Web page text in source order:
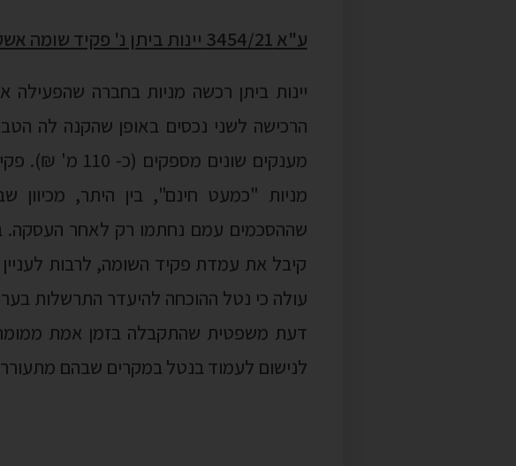
ע"א 3454/21 יינות ביתן נ' פקיד שומה אשקלון – חיוב בקנס גירעון
יינות ביתן רכשה מניות בחברה
מענקים
מניות "כמעט חינם", בין היתר,
שההסכמים עמם נחתמו רק לאחר העסקה.
קיבל את עמדת פקיד השומה, לרבות
עולה כי נטל ההוכחה להיעדר התרשלות
דעת משפטית שהתקבלה בזמן אמת ממומחי
לנישום לעמוד בנטל במקרים שבהם